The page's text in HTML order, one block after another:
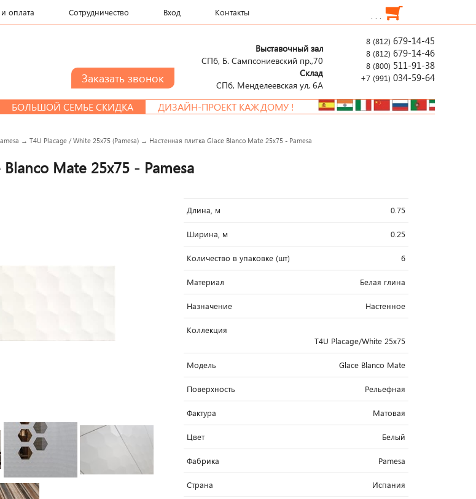
оплата Сотрудничество Вход Контакты . . .
8 (812) 679-14-45
8 (812) 679-14-46
8 (800) 511-91-38
+7 (991) 034-59-64
Выставочный зал
СПб, Б. Сампсониевский пр.,70
Склад
СПб, Менделеевcкая ул, 6А
СЕМЬЕ СКИДКА ДИЗАЙН-ПРОЕКТ КАЖДОМУ !
→T4U Placage / White 25x75 (Pamesa) → Настенная плитка Glace Blanco Mate 25x75 - Pamesa
Blanco Mate 25x75 - Pamesa
Длина, м 0.75
Ширина, м 0.25
Количество в упаковке (шт) 6
Материал Белая глина
Назначение Настенное
Коллекция
T4U Placage/White 25x75
Модель Glace Blanco Mate
Поверхность Рельефная
Фактура Матовая
Цвет Белый
Фабрика Pamesa
Страна Испания